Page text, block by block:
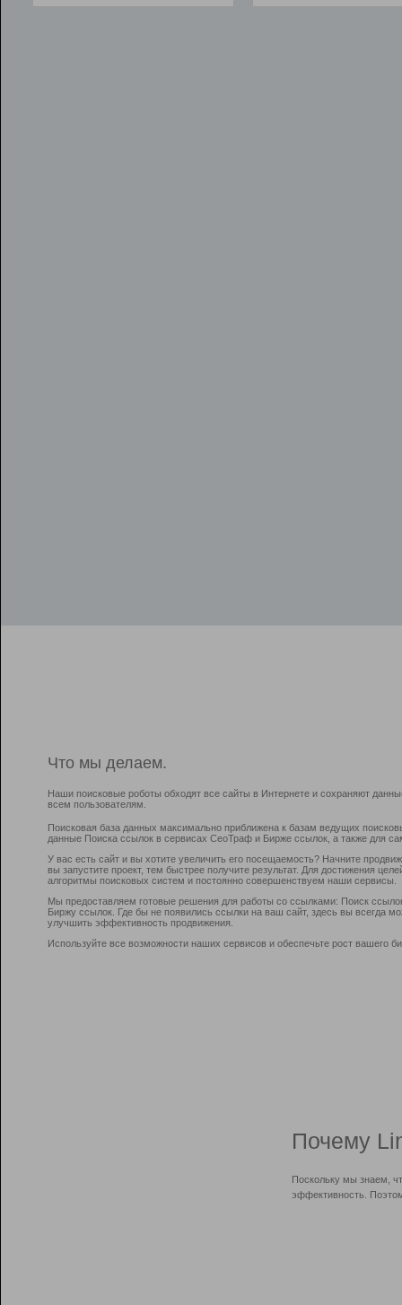
Что мы делаем.
Наши поисковые роботы обходят все сайты в Интернете и сохраняют
всем пользователям.
Поисковая база данных максимально приближена к базам ведущих
данные Поиска ссылок в сервисах СеоТраф и Бирже ссылок, а также для
У вас есть сайт и вы хотите увеличить его посещаемость? Начните
вы запустите проект, тем быстрее получите результат. Для достижения
алгоритмы поисковых систем и постоянно совершенствуем наши сервисы.
Мы предоставляем готовые решения для работы со ссылками: Поиск
Биржу ссылок. Где бы не появились ссылки на ваш сайт, здесь вы всегда
улучшить эффективность продвижения.
Используйте все возможности наших сервисов и обеспечьте рост вашего
Почему
Поскольку мы знаем,
эффективность.